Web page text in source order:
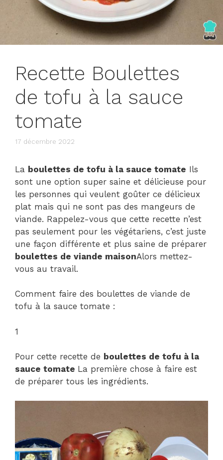
Recette Boulettes
de tofu à la sauce
tomate
17 décembre 2022
La boulettes de tofu à la sauce tomate Ils
sont une option super saine et délicieuse pour
les personnes qui veulent goûter ce délicieux
plat mais qui ne sont pas des mangeurs de
viande. Rappelez-vous que cette recette n’est
pas seulement pour les végétariens, c’est juste
une façon différente et plus saine de préparer
boulettes de viande maisonAlors mettez-
vous au travail.
Comment faire des boulettes de viande de
tofu à la sauce tomate :
1
Pour cette recette de boulettes de tofu à la
sauce tomate La première chose à faire est
de préparer tous les ingrédients.